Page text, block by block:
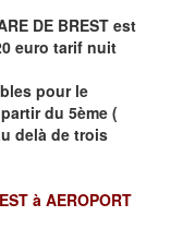
DE BREST est
euro tarif nuit
pour le
du 5ème (
delà de trois
à AEROPORT